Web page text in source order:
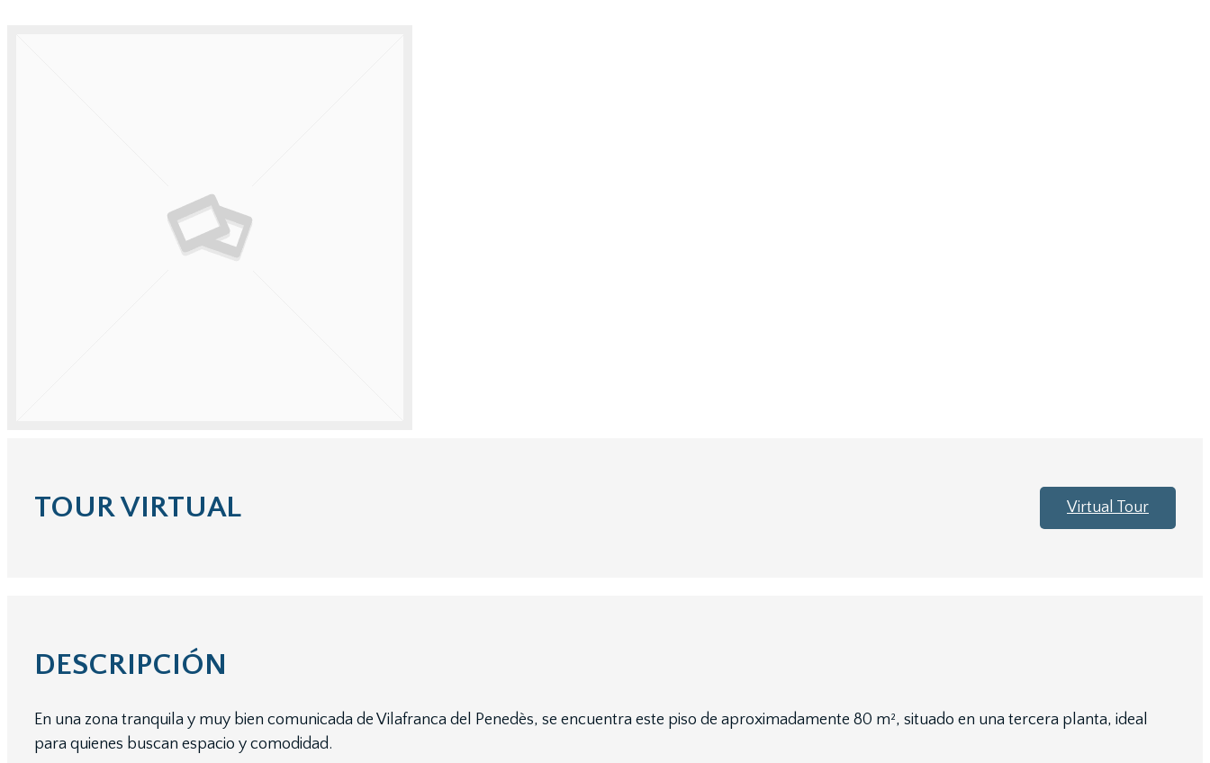
TOUR VIRTUAL Virtual Tour
DESCRIPCIÓN
En una zona tranquila y muy bien comunicada de Vilafranca del Penedès, se encuentra este piso de aproximadamente 80 m², situado en una tercera planta, ideal
para quienes buscan espacio y comodidad.